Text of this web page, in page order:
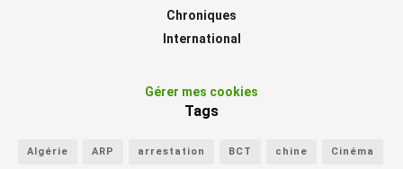
Chroniques
International
Gérer mes cookies
Tags
Algérie ARP arrestation BCT chine Cinéma